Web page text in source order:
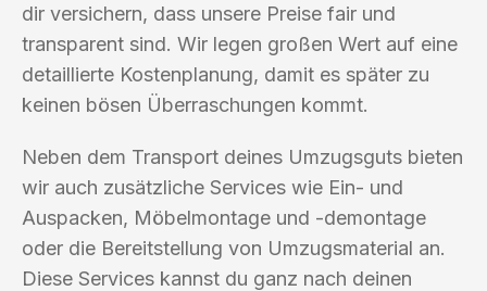
dir versichern, dass unsere Preise fair und
transparent sind. Wir legen großen Wert auf eine
detaillierte Kostenplanung, damit es später zu
keinen bösen Überraschungen kommt.
Neben dem Transport deines Umzugsguts bieten
wir auch zusätzliche Services wie Ein- und
Auspacken, Möbelmontage und -demontage
oder die Bereitstellung von Umzugsmaterial an.
Diese Services kannst du ganz nach deinen